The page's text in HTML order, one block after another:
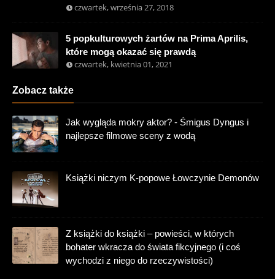
czwartek, września 27, 2018
5 popkulturowych żartów na Prima Aprilis,
które mogą okazać się prawdą
czwartek, kwietnia 01, 2021
Zobacz także
Jak wygląda mokry aktor? - Śmigus Dyngus i
najlepsze filmowe sceny z wodą
Książki niczym K-popowe Łowczynie Demonów
Z książki do książki – powieści, w których
bohater wkracza do świata fikcyjnego (i coś
wychodzi z niego do rzeczywistości)